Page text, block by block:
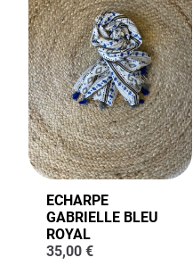
ECHARPE
GABRIELLE BLEU
ROYAL
35,00 €